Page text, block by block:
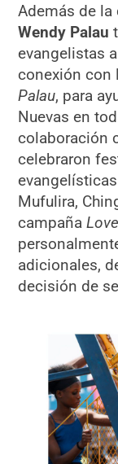
Además de
Wendy Palau
evangelistas
conexión
Palau, para
Nuevas en
colaboración
celebraron
Mufulira,
campaña
adicionales,
decisión de